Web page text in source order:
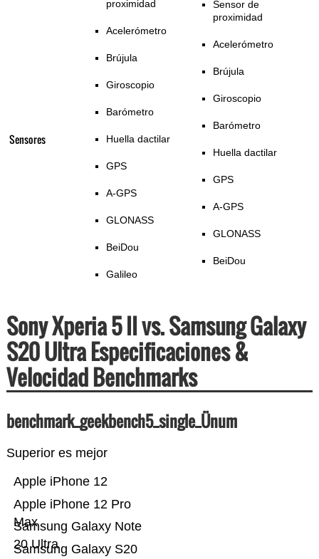
Sensores
proximidad
Acelerómetro
Brújula
Giroscopio
Barómetro
Huella dactilar
GPS
A-GPS
GLONASS
BeiDou
Galileo
Sensor de
proximidad
Acelerómetro
Brújula
Giroscopio
Barómetro
Huella dactilar
GPS
A-GPS
GLONASS
BeiDou
Sony Xperia 5 II vs. Samsung Galaxy
S20 Ultra Especificaciones &
Velocidad Benchmarks
benchmark_geekbench5_single_Ünum
Superior es mejor
Samsung Galaxy S20
Samsung Galaxy Note
20 Ultra
Apple iPhone 12 Pro
Max
Apple iPhone 12